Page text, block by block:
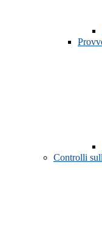
Controlli